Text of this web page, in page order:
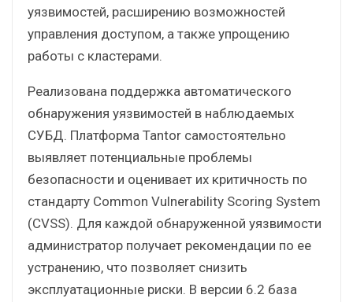
уязвимостей, расширению возможностей
управления доступом, а также упрощению
работы с кластерами.
Реализована поддержка автоматического
обнаружения уязвимостей в наблюдаемых
СУБД. Платформа Tantor самостоятельно
выявляет потенциальные проблемы
безопасности и оценивает их критичность по
стандарту Common Vulnerability Scoring System
(CVSS). Для каждой обнаруженной уязвимости
администратор получает рекомендации по ее
устранению, что позволяет снизить
эксплуатационные риски. В версии 6.2 база